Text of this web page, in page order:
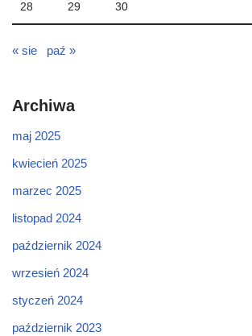
28 29 30
« sie paź »
Archiwa
maj 2025
kwiecień 2025
marzec 2025
listopad 2024
październik 2024
wrzesień 2024
styczeń 2024
październik 2023